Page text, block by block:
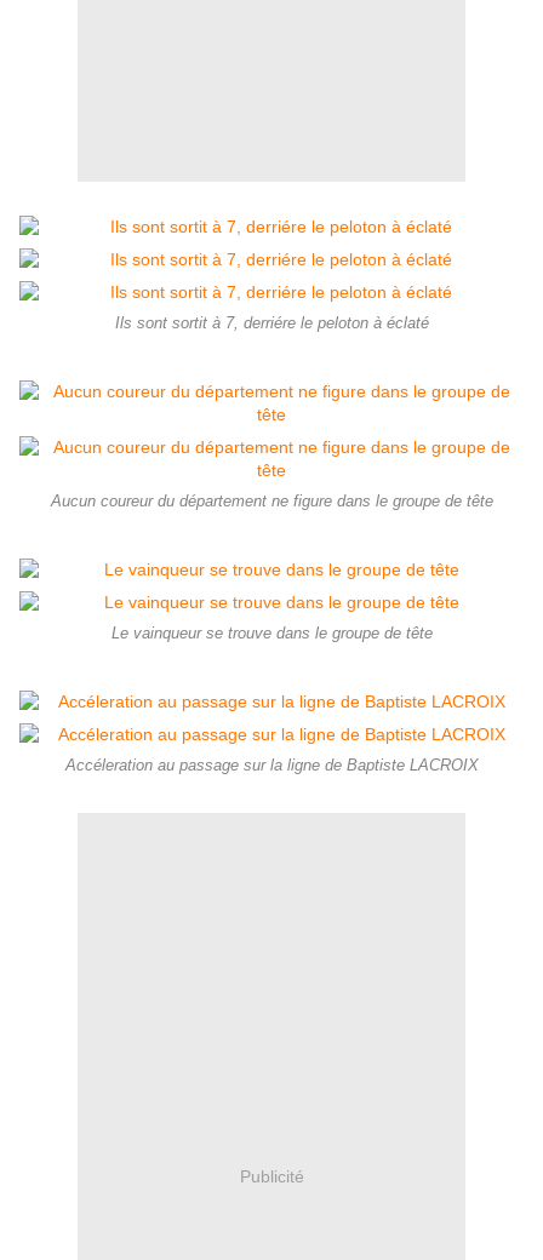
Ils sont sortit à 7, derriére le peloton à éclaté
Aucun coureur du département ne figure dans le groupe de tête
Le vainqueur se trouve dans le groupe de tête
Accéleration au passage sur la ligne de Baptiste LACROIX
Publicité